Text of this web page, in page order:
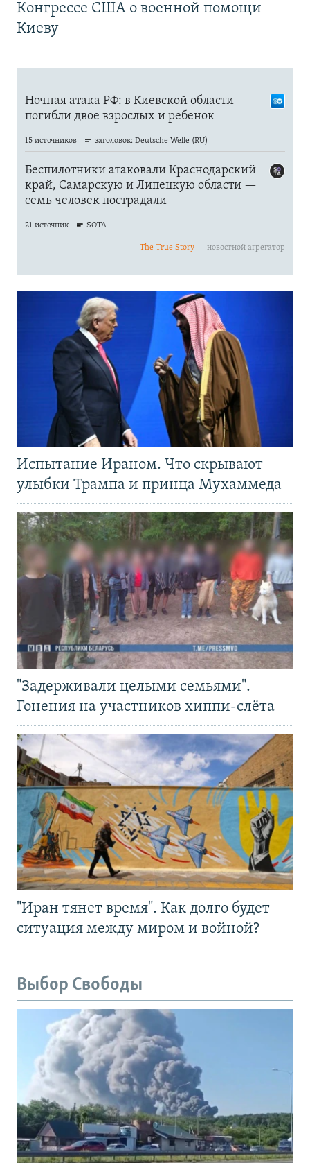
Конгрессе США о военной помощи
Киеву
Испытание Ираном. Что скрывают
улыбки Трампа и принца Мухаммеда
"Задерживали целыми семьями".
Гонения на участников хиппи-слёта
"Иран тянет время". Как долго будет
ситуация между миром и войной?
Выбор Свободы